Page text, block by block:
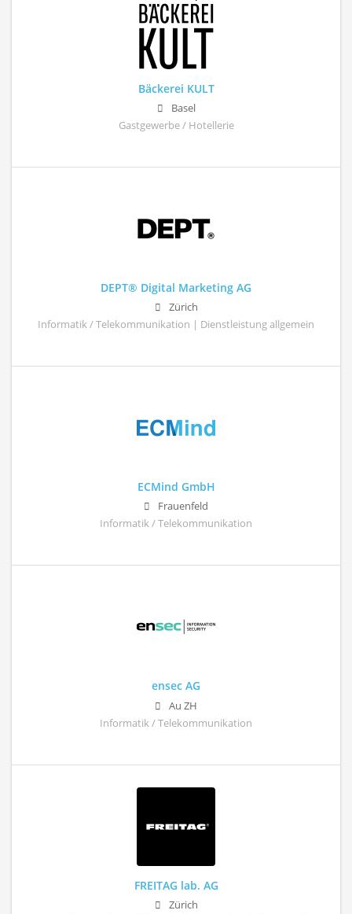
Bäckerei KULT
Basel
Gastgewerbe / Hotellerie
DEPT® Digital Marketing AG
Zürich
Informatik / Telekommunikation | Dienstleistung allgemein
ECMind GmbH
Frauenfeld
Informatik / Telekommunikation
ensec AG
Au ZH
Informatik / Telekommunikation
FREITAG lab. AG
Zürich